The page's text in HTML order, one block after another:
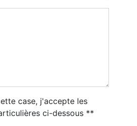
case, j'accepte les
ci-dessous **